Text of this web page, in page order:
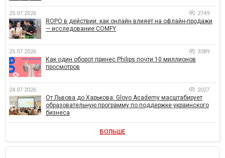
25.07.2026 2749
ROPO в действии: как онлайн влияет на офлайн-продажи
— исследование COMFY
25.07.2026 3389
Как один оборот принес Philips почти 10 миллионов
просмотров
24.07.2026 2027
От Львова до Харькова: Glovo Academy масштабирует
образовательную программу по поддержке украинского
бизнеса
БОЛЬШЕ